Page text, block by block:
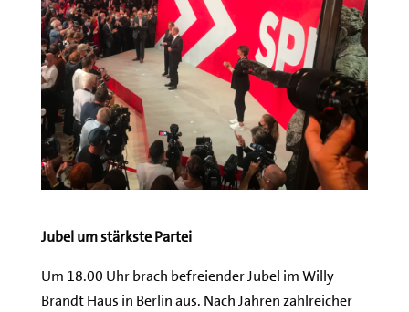
Jubel um stärkste Partei
Um 18.00 Uhr brach befreiender Jubel im Willy
Brandt Haus in Berlin aus. Nach Jahren zahlreicher